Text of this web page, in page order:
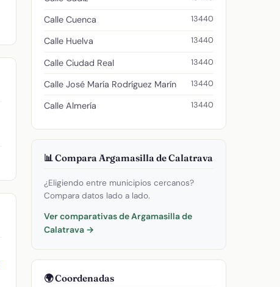
Calle Cuenca 13440
Calle Huelva 13440
Calle Ciudad Real 13440
Calle José María Rodríguez Marín 13440
Calle Almería 13440
📊 Compara Argamasilla de Calatrava
¿Eligiendo entre municipios cercanos?
Compara datos lado a lado.
Ver comparativas de Argamasilla de
Calatrava →
🌍 Coordenadas